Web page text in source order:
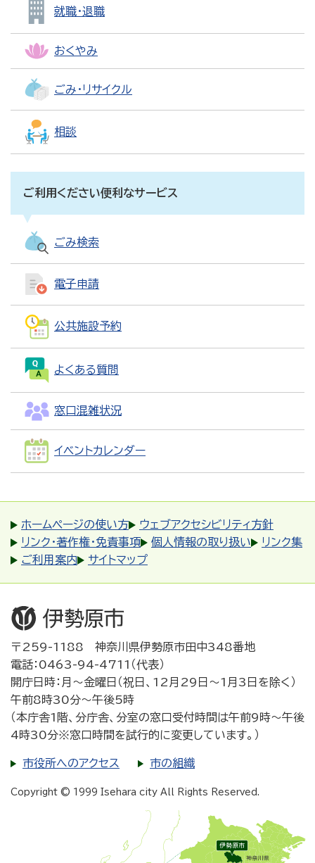
就職・退職
おくやみ
ごみ・リサイクル
相談
ご利用ください便利なサービス
ごみ検索
電子申請
公共施設予約
よくある質問
窓口混雑状況
イベントカレンダー
ホームページの使い方
ウェブアクセシビリティ方針
リンク・著作権・免責事項
個人情報の取り扱い
リンク集
ご利用案内
サイトマップ
〒259-1188 神奈川県伊勢原市田中348番地
電話：0463-94-4711（代表）
開庁日時：月～金曜日（祝日、12月29日～1月3日を除く）
午前8時30分～午後5時
（本庁舎1階、分庁舎、分室の窓口受付時間は午前9時～午後
4時30分※窓口時間を試行的に変更しています。）
市役所へのアクセス 市の組織
Copyright © 1999 Isehara city All Rights Reserved.